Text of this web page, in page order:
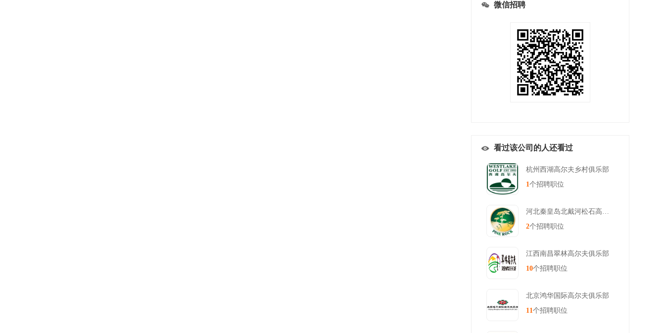
微信招聘
看过该公司的人还看过
杭州西湖高尔夫乡村俱乐部
1个招聘职位
河北秦皇岛北戴河松石高尔夫俱乐
2个招聘职位
江西南昌翠林高尔夫俱乐部
10个招聘职位
北京鸿华国际高尔夫俱乐部
11个招聘职位